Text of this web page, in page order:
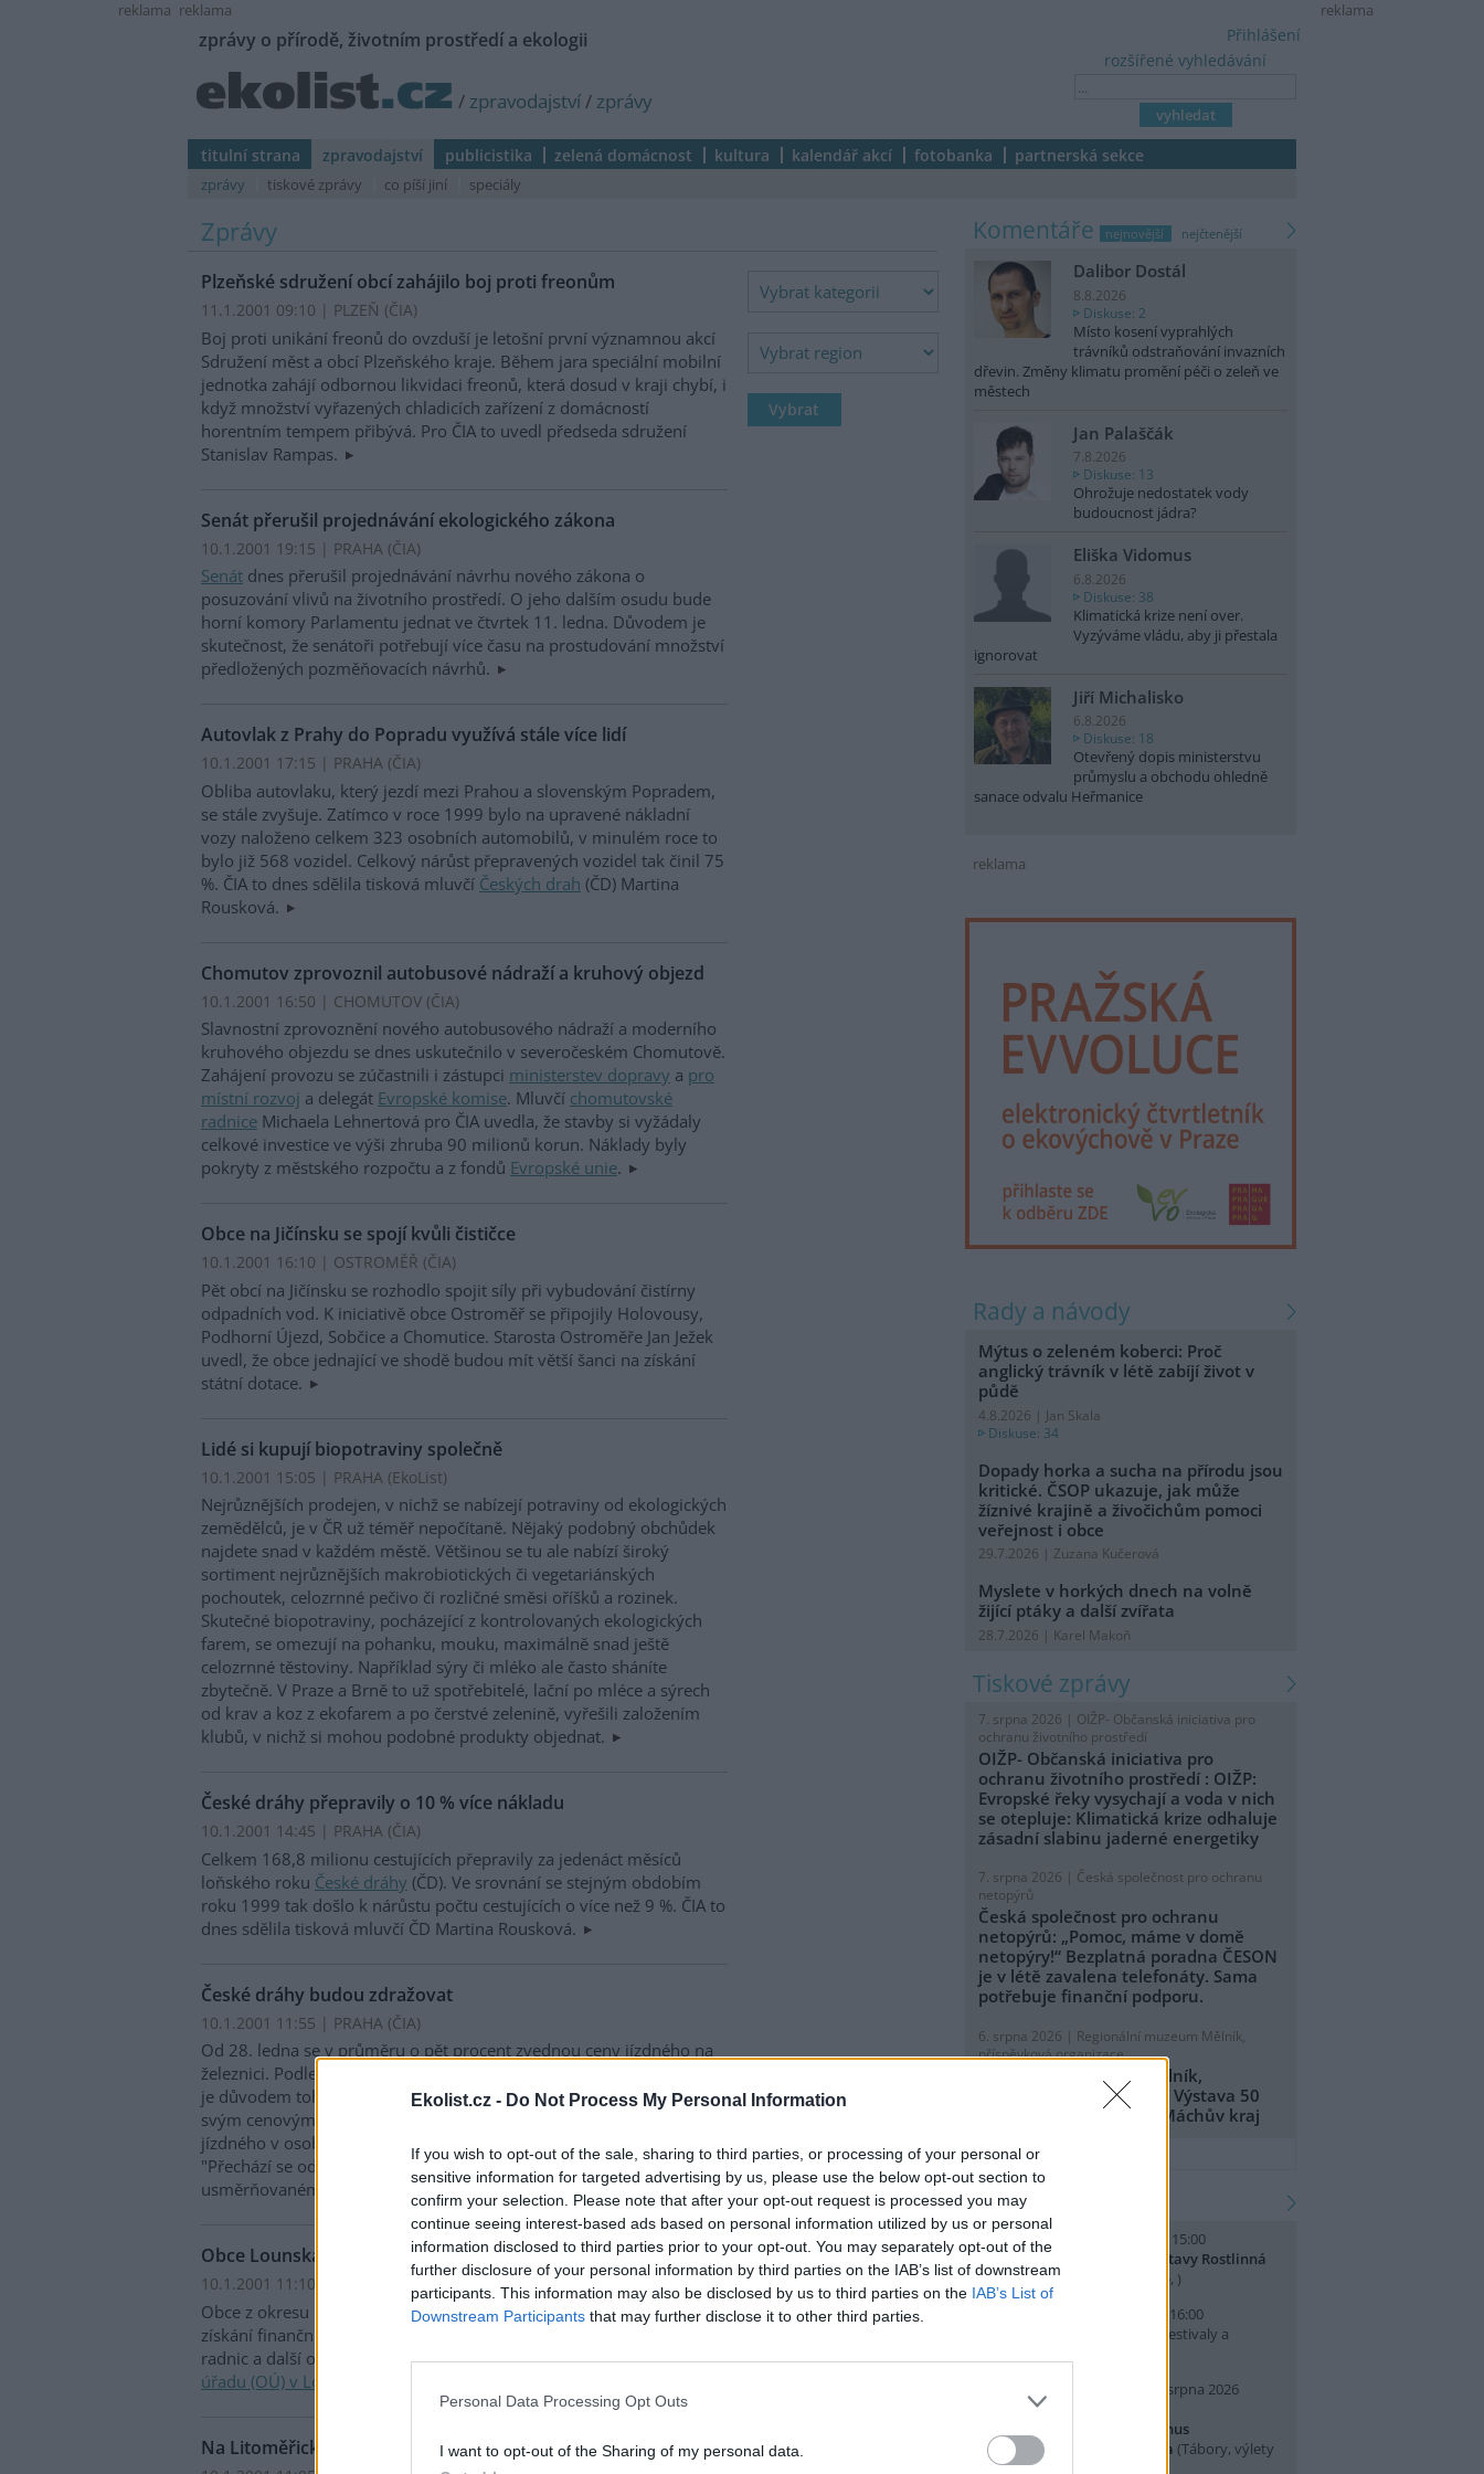
Ekolist.cz - Do Not Process My Personal Information
If you wish to opt-out of the sale, sharing to third parties, or processing of your personal or
sensitive information for targeted advertising by us, please use the below opt-out section to
confirm your selection. Please note that after your opt-out request is processed you may
continue seeing interest-based ads based on personal information utilized by us or personal
information disclosed to third parties prior to your opt-out. You may separately opt-out of the
further disclosure of your personal information by third parties on the IAB’s list of downstream
participants. This information may also be disclosed by us to third parties on the IAB’s List of
Downstream Participants that may further disclose it to other third parties.
Personal Data Processing Opt Outs
I want to opt-out of the Sharing of my personal data.
reklama
reklama reklama
zprávy o přírodě, životním prostředí a ekologii
/ zpravodajství/ zprávy
rozšířené vyhledávání
Přihlášení
titulní strana zpravodajství publicistika zelená domácnost kultura kalendář akcí fotobanka partnerská sekce
zprávy tiskové zprávy co píší jiní speciály
Zprávy
Plzeňské sdružení obcí zahájilo boj proti freonům
11.1.2001 09:10 | PLZEŇ (ČIA)
Boj proti unikání freonů do ovzduší je letošní první významnou akcí
Sdružení měst a obcí Plzeňského kraje. Během jara speciální mobilní
jednotka zahájí odbornou likvidaci freonů, která dosud v kraji chybí, i
když množství vyřazených chladicích zařízení z domácností
horentním tempem přibývá. Pro ČIA to uvedl předseda sdružení
Stanislav Rampas.
Senát přerušil projednávání ekologického zákona
10.1.2001 19:15 | PRAHA (ČIA)
Senát dnes přerušil projednávání návrhu nového zákona o
posuzování vlivů na životního prostředí. O jeho dalším osudu bude
horní komory Parlamentu jednat ve čtvrtek 11. ledna. Důvodem je
skutečnost, že senátoři potřebují více času na prostudování množství
předložených pozměňovacích návrhů.
Autovlak z Prahy do Popradu využívá stále více lidí
10.1.2001 17:15 | PRAHA (ČIA)
Obliba autovlaku, který jezdí mezi Prahou a slovenským Popradem,
se stále zvyšuje. Zatímco v roce 1999 bylo na upravené nákladní
vozy naloženo celkem 323 osobních automobilů, v minulém roce to
bylo již 568 vozidel. Celkový nárůst přepravených vozidel tak činil 75
%. ČIA to dnes sdělila tisková mluvčí Českých drah (ČD) Martina
Rousková.
Chomutov zprovoznil autobusové nádraží a kruhový objezd
10.1.2001 16:50 | CHOMUTOV (ČIA)
Slavnostní zprovoznění nového autobusového nádraží a moderního
kruhového objezdu se dnes uskutečnilo v severočeském Chomutově.
Zahájení provozu se zúčastnili i zástupci ministerstev dopravy a pro
místní rozvoj a delegát Evropské komise. Mluvčí chomutovské
radnice Michaela Lehnertová pro ČIA uvedla, že stavby si vyžádaly
celkové investice ve výši zhruba 90 milionů korun. Náklady byly
pokryty z městského rozpočtu a z fondů Evropské unie.
Obce na Jičínsku se spojí kvůli čističce
10.1.2001 16:10 | OSTROMĚŘ (ČIA)
Pět obcí na Jičínsku se rozhodlo spojit síly při vybudování čistírny
odpadních vod. K iniciativě obce Ostroměř se připojily Holovousy,
Podhorní Újezd, Sobčice a Chomutice. Starosta Ostroměře Jan Ježek
uvedl, že obce jednající ve shodě budou mít větší šanci na získání
státní dotace.
Lidé si kupují biopotraviny společně
10.1.2001 15:05 | PRAHA (EkoList)
Nejrůznějších prodejen, v nichž se nabízejí potraviny od ekologických
zemědělců, je v ČR už téměř nepočítaně. Nějaký podobný obchůdek
najdete snad v každém městě. Většinou se tu ale nabízí široký
sortiment nejrůznějších makrobiotických či vegetariánských
pochoutek, celozrnné pečivo či rozličné směsi oříšků a rozinek.
Skutečné biopotraviny, pocházející z kontrolovaných ekologických
farem, se omezují na pohanku, mouku, maximálně snad ještě
celozrnné těstoviny. Například sýry či mléko ale často sháníte
zbytečně. V Praze a Brně to už spotřebitelé, lační po mléce a sýrech
od krav a koz z ekofarem a po čerstvé zelenině, vyřešili založením
klubů, v nichž si mohou podobné produkty objednat.
České dráhy přepravily o 10 % více nákladu
10.1.2001 14:45 | PRAHA (ČIA)
Celkem 168,8 milionu cestujících přepravily za jedenáct měsíců
loňského roku České dráhy (ČD). Ve srovnání se stejným obdobím
roku 1999 tak došlo k nárůstu počtu cestujících o více než 9 %. ČIA to
dnes sdělila tisková mluvčí ČD Martina Rousková.
České dráhy budou zdražovat
10.1.2001 11:55 | PRAHA (ČIA)
Od 28. ledna se v průměru o pět procent zvednou ceny jízdného na
železnici. Podle tiskové mluvčí
je důvodem tohoto zdražení především to, žeMinisterstvo financí
svým cenovým výměrem změnilo způsob, jakým se mají ceny
jízdného v osobní železniční dopravě v budoucnu stanovovat.
"Přechází se od regulovaného jízdného k jízdnému
usměrňovanému," řekla Rousková ČIA.
Obce Lounska využívají zdroje z fondu rozvoje venkova
10.1.2001 11:10 | LOUNY (
Obce z okresu Louny projevují i pro rok 2001 velký zájem o možnost
získání finančních prostředků z fondu rozvoje venkova na opravy
radnic a další obecních objektů. Pro ČIA to uvedl Jiří Vild zOkresního
úřadu (OÚ) v Lounech
Na Litoměřicku vznikl přírodní park Dolní Poohří
komentáře nejnovější nejčtenější
Dalibor Dostál
8.8.2026
Diskuse: 2
Místo kosení vyprahlých
trávníků odstraňování invazních
dřevin. Změny klimatu promění péči o zeleň ve
městech
Jan Palaščák
7.8.2026
Diskuse: 13
Ohrožuje nedostatek vody
budoucnost jádra?
Eliška Vidomus
6.8.2026
Diskuse: 38
Klimatická krize není over.
Vyzýváme vládu, aby ji přestala
ignorovat
Jiří Michalisko
6.8.2026
Diskuse: 18
Otevřený dopis ministerstvu
průmyslu a obchodu ohledně
sanace odvalu Heřmanice
reklama
rady a návody
Mýtus o zeleném koberci: Proč
anglický trávník v létě zabíjí život v
půdě
4.8.2026 | Jan Skala
Diskuse: 34
Dopady horka a sucha na přírodu jsou
kritické. ČSOP ukazuje, jak může
žíznivé krajině a živočichům pomoci
veřejnost i obce
29.7.2026 | Zuzana Kučerová
Myslete v horkých dnech na volně
žijící ptáky a další zvířata
28.7.2026 | Karel Makoň
tiskové zprávy
7. srpna 2026 | OIŽP- Občanská iniciativa pro
ochranu životního prostředí
OIŽP- Občanská iniciativa pro
ochranu životního prostředí : OIŽP:
Evropské řeky vysychají a voda v nich
se otepluje: Klimatická krize odhaluje
zásadní slabinu jaderné energetiky
7. srpna 2026 | Česká společnost pro ochranu
netopýrů
Česká společnost pro ochranu
netopýrů: „Pomoc, máme v domě
netopýry!“ Bezplatná poradna ČESON
je v létě zavalena telefonáty. Sama
potřebuje finanční podporu.
6. srpna 2026 | Regionální muzeum Mělník,
příspěvková organizace
Regionální muzeum Mělník,
příspěvková organizace: Výstava 50
let CHKO Kokořínsko - Máchův kraj
přidat tiskovou zprávu
kalendář akcí
8. srpna 2026 (sobota) 14:00 - 15:00
Komentované prohlídky výstavy Rostlinná
Odysea(Přednášky a diskuse, )
9. srpna 2026 (neděle) 10:00 - 16:00
(Festivaly a
10. srpna 2026 (pondělí) - 14. srpna 2026
Hrajeme si v Pralese - 2. turnus
příměstského letního tábora (Tábory, výlety
a pobytové akce, Praha 19 )